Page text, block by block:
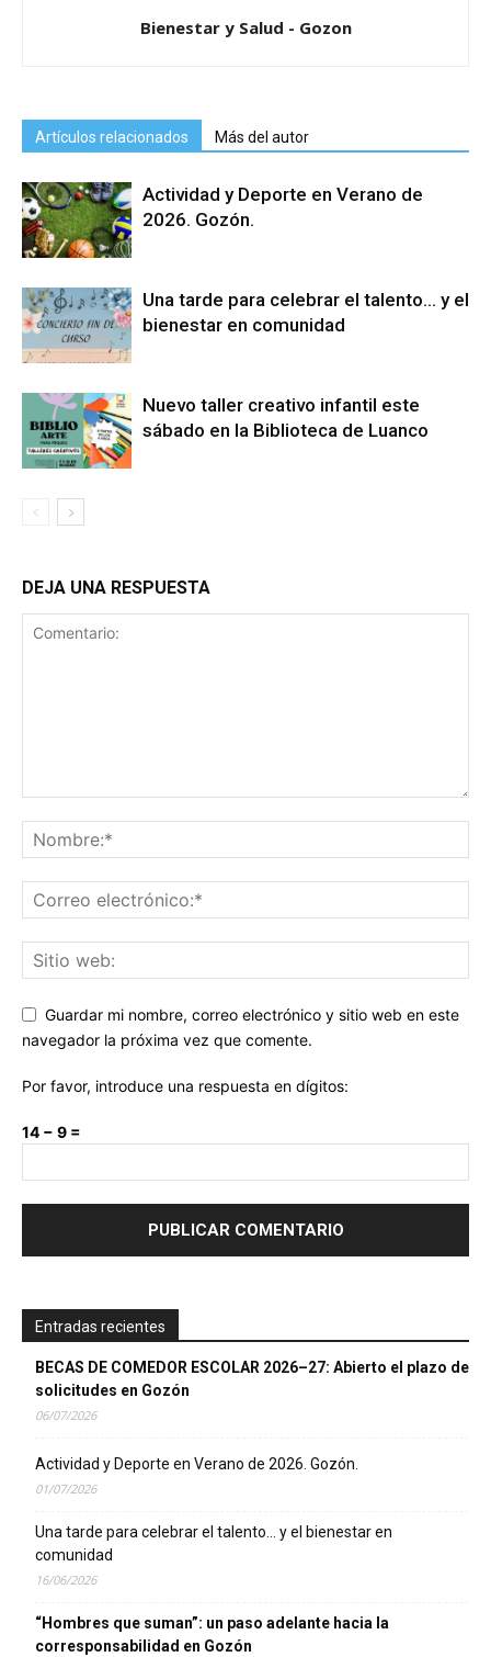
Bienestar y Salud - Gozon
Artículos relacionados Más del autor
Actividad y Deporte en Verano de
2026. Gozón.
Una tarde para celebrar el talento… y el
bienestar en comunidad
Nuevo taller creativo infantil este
sábado en la Biblioteca de Luanco
DEJA UNA RESPUESTA
Guardar mi nombre, correo electrónico y sitio web en este
navegador la próxima vez que comente.
Por favor, introduce una respuesta en dígitos:
14 − 9 =
Entradas recientes
BECAS DE COMEDOR ESCOLAR 2026–27: Abierto el plazo de
solicitudes en Gozón
06/07/2026
Actividad y Deporte en Verano de 2026. Gozón.
01/07/2026
Una tarde para celebrar el talento… y el bienestar en
comunidad
16/06/2026
“Hombres que suman”: un paso adelante hacia la
corresponsabilidad en Gozón